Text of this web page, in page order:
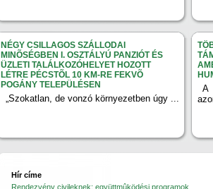
NÉGY CSILLAGOS SZÁLLODAI
MINÕSÉGBEN I. OSZTÁLYÚ PANZIÓT ÉS
ÜZLETI TALÁLKOZÓHELYET HOZOTT
LÉTRE PÉCSTÕL 10 KM-RE FEKVÕ
POGÁNY TELEPÜLÉSEN
„Szokatlan, de vonzó környezetben úgy ...
A
Hír címe
Rendezvény civileknek: együttmûködési programok